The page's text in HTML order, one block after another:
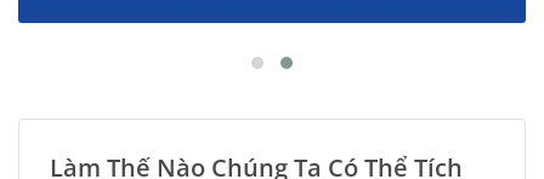
Làm Thế Nào Chúng Ta Có Thể Tích